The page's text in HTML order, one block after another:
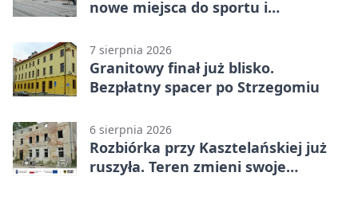
nowe miejsca do sportu i
7 sierpnia 2026
Granitowy finał już blisko.
Bezpłatny spacer po Strzegomiu
6 sierpnia 2026
Rozbiórka przy Kasztelańskiej już
ruszyła. Teren zmieni swoje